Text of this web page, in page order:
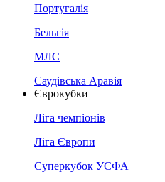
Португалія
Бельгія
МЛС
Саудівська Аравія
Єврокубки
Ліга чемпіонів
Ліга Європи
Суперкубок УЄФА